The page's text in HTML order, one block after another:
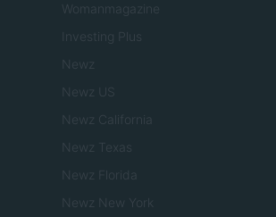
Womanmagazine
Investing Plus
Newz
Newz US
Newz California
Newz Texas
Newz Florida
Newz New York